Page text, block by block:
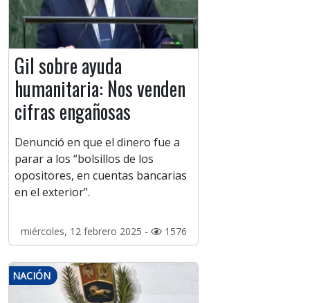
Gil sobre ayuda
humanitaria: Nos venden
cifras engañosas
Denunció en que el dinero fue a
parar a los “bolsillos de los
opositores, en cuentas bancarias
en el exterior”.
miércoles, 12 febrero 2025 - 1576
NACIÓN